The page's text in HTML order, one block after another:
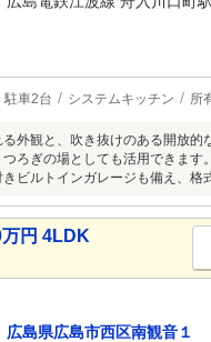
駐車2台 システムキッチン 所
外観と、吹き抜けのある開放
ろぎの場としても活用できます
ビルトインガレージも備え、格
円 4LDK
広島県広島市西区南観音１